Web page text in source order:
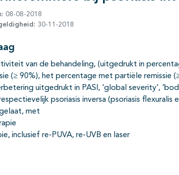
08-08-2018
30-11-2018
van de behandeling, (uitgedrukt in
(≥ 90%), het percentage met partiële remissie
uitgedrukt in PASI, ‘global severity’,
psoriasis inversa (psoriasis flexuralis
met
inclusief re-PUVA, re-UVB en laser